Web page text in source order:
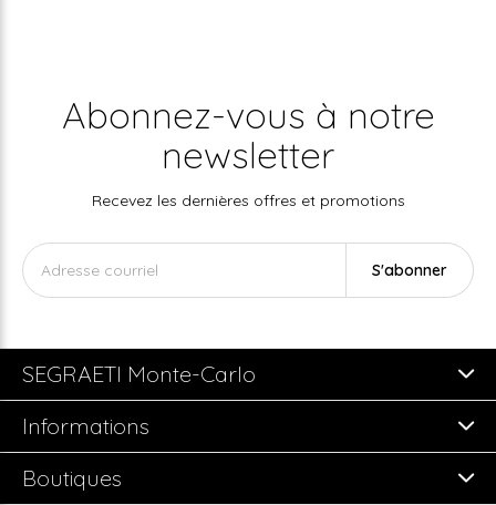
Abonnez-vous à notre
newsletter
Recevez les dernières offres et promotions
S'abonner
SEGRAETI Monte-Carlo
Informations
Boutiques